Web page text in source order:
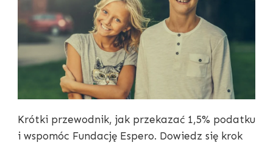
Krótki przewodnik, jak przekazać 1,5% podatku
i wspomóc Fundację Espero. Dowiedz się krok